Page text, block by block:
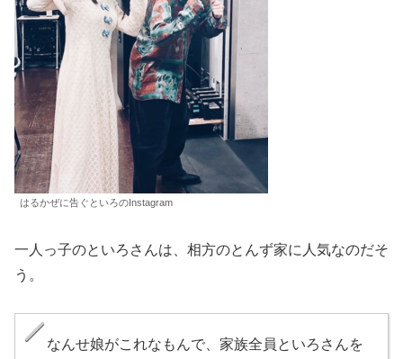
はるかぜに告ぐといろのInstagram
一人っ子のといろさんは、相方のとんず家に人気なのだそ
う。
なんせ娘がこれなもんで、家族全員といろさんを